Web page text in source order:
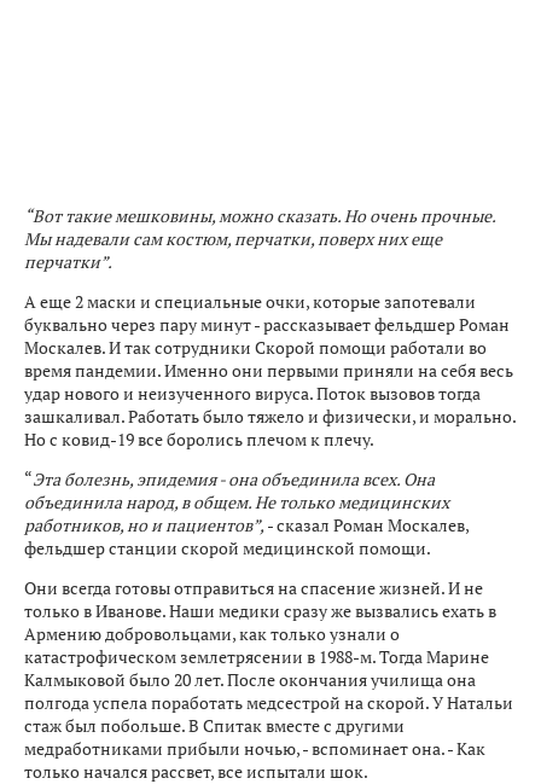
“Вот такие мешковины, можно сказать. Но очень прочные.
Мы надевали сам костюм, перчатки, поверх них еще
перчатки”.
А еще 2 маски и специальные очки, которые запотевали
буквально через пару минут - рассказывает фельдшер Роман
Москалев. И так сотрудники Скорой помощи работали во
время пандемии. Именно они первыми приняли на себя весь
удар нового и неизученного вируса. Поток вызовов тогда
зашкаливал. Работать было тяжело и физически, и морально.
Но с ковид-19 все боролись плечом к плечу.
“Эта болезнь, эпидемия - она объединила всех. Она
объединила народ, в общем. Не только медицинских
работников, но и пациентов”, - сказал Роман Москалев,
фельдшер станции скорой медицинской помощи.
Они всегда готовы отправиться на спасение жизней. И не
только в Иванове. Наши медики сразу же вызвались ехать в
Армению добровольцами, как только узнали о
катастрофическом землетрясении в 1988-м. Тогда Марине
Калмыковой было 20 лет. После окончания училища она
полгода успела поработать медсестрой на скорой. У Натальи
стаж был побольше. В Спитак вместе с другими
медработниками прибыли ночью, - вспоминает она. - Как
только начался рассвет, все испытали шок.